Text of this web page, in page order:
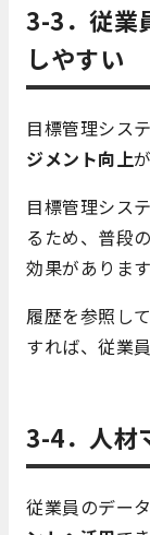
3-3．従業
しやすい
目標管理シス
ジメント向上
目標管理シス
るため、普段
効果があります
履歴を参照し
すれば、従業
3-4．人材
従業員のデー